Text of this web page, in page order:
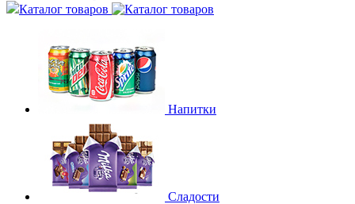
Каталог товаров
Напитки
Сладости